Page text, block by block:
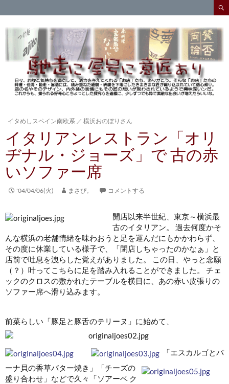
索
ン
ン
ツ
プ
イタめしスペイン南欧系 ／ 横浜おのぼりさん
イタリアンレストラン「オリ
ヂナル・ジョーズ」で 古の赤
いソファー席
'04/04/06(火) まさぴ。 コメントする
開店以来半世紀、東京～横浜最
古のイタリアン。 過去何度かそ
んな横浜の老舗情緒を味わおうと足を運んだにもかかわらず、
その度に休業している様子で、「閉店しちゃったのかなぁ」と
店前で吐息を洩らした覚えがありました。 この日、やっと念願
（？）叶ってこちらに足を踏み入れることができました。 チェ
ックのクロスの敷かれたテーブルを横目に、あの赤い皮張りの
ソファー席へ滑り込みます。
前菜らしい「豚足と豚舌のテリーヌ」に始めて、
「エスカルゴとパ
ーナ貝の香草バター焼き」「チーズの
盛り合わせ」などで久々「ソアーベ ク